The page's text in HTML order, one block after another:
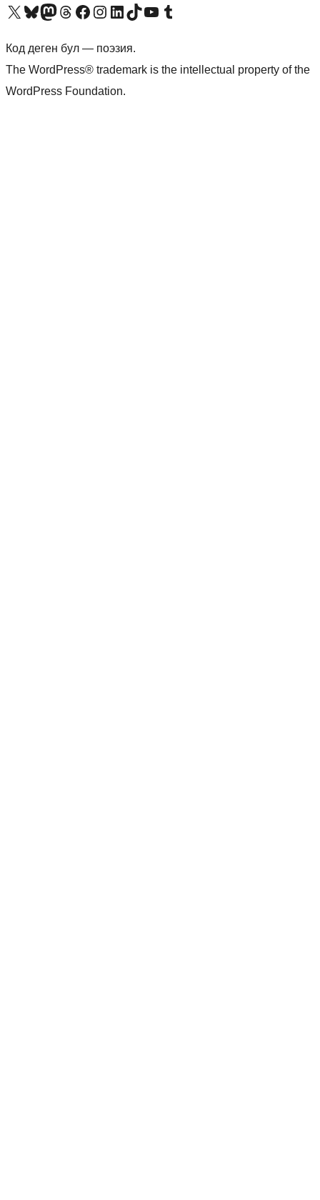
Visit our X (formerly Twitter) account
Visit our Bluesky account
Биздин Mastodon түрмөгүбүзгө баш багыңыз
Visit our Threads account
Биздин Facebook баракчабызга кириңиз
Биздин Instagram баракчабызга баш багыңыз
Биздин LinkedIn баракчабызга баш багыңыз
Visit our TikTok account
Visit our YouTube channel
Visit our Tumblr account
Код деген бул — поэзия.
The WordPress® trademark is the intellectual property of the
WordPress Foundation.